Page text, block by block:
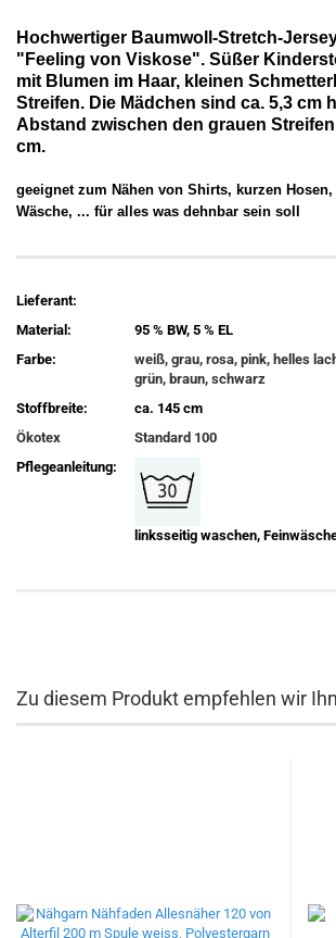
Hochwertiger Baumwoll-Stretch-
"Feeling von Viskose". Süßer
mit Blumen im Haar, kleinen
Streifen. Die Mädchen sind ca. 5,3 cm
Abstand zwischen den grauen
cm.
geeignet zum Nähen von Shirts, kurzen
Wäsche, ... für alles was dehnbar sein soll
Lieferant:
Material:
95 % BW, 5 % EL
Farbe:
weiß, grau, rosa, pink, helles
grün, braun, schwarz
Stoffbreite:
ca. 145 cm
Ökotex
Standard 100
Pflegeanleitung:
linksseitig waschen,
Zu diesem Produkt empfehlen wir